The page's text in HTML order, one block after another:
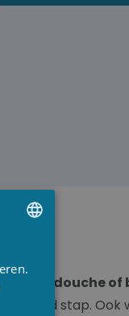
een douche of
in bad stap. Ook